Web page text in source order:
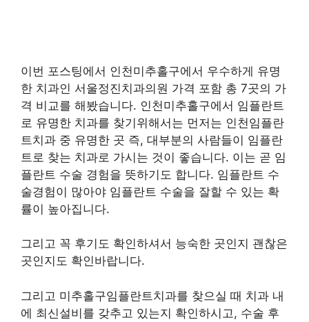
이번 포스팅에서 인천미추홀구에서 우수하게 유명
한 치과인 서울정진치과의원 가격 포함 총 7곳의 가
격 비교를 해봤습니다. 인천미추홀구에서 임플란트
로 유명한 치과를 찾기위해서는 먼저는 인천임플란
트치과 중 유명한 곳 즉, 대부분의 사람들이 임플란
트로 찾는 치과로 가시는 것이 좋습니다. 이는 곧 임
플란트 수술 경험을 뜻하기도 합니다. 임플란트 수
술경험이 많아야 임플란트 수술을 잘할 수 있는 확
률이 높아집니다.
그리고 꼭 후기도 확인하셔서 능숙한 곳인지 괜찮은
곳인지도 확인바랍니다.
그리고 미추홀구임플란트치과를 찾으실 때 치과 내
에 최신설비를 갖추고 있는지 확인하시고, 수술 후